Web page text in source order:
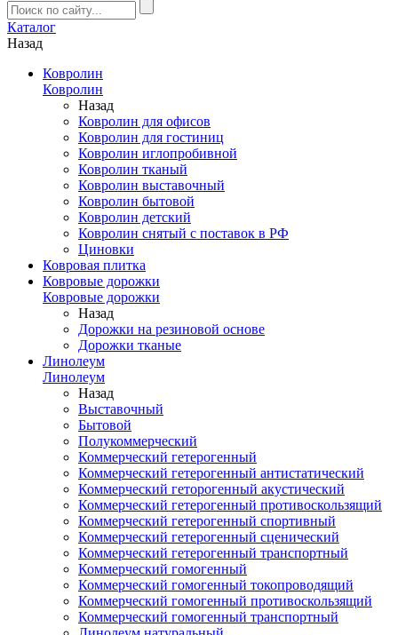
Каталог
Назад
Ковролин
Ковролин
Назад
Ковролин для офисов
Ковролин для гостиниц
Ковролин иглопробивной
Ковролин тканый
Ковролин выставочный
Ковролин бытовой
Ковролин детский
Ковролин снятый с поставок в РФ
Циновки
Ковровая плитка
Ковровые дорожки
Ковровые дорожки
Назад
Дорожки на резиновой основе
Дорожки тканые
Линолеум
Линолеум
Назад
Выставочный
Бытовой
Полукоммерческий
Коммерческий гетерогенный
Коммерческий гетерогенный антистатический
Коммерческий геторогенный акустический
Коммерческий гетерогенный противоскользящий
Коммерческий гетерогенный спортивный
Коммерческий гетерогенный сценический
Коммерческий гетерогенный транспортный
Коммерческий гомогенный
Коммерческий гомогенный токопроводящий
Коммерческий гомогенный противоскользящий
Коммерческий гомогенный транспортный